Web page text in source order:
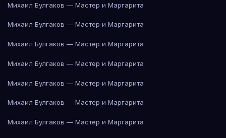
Михаил Булгаков — Мастер и Маргарита
Михаил Булгаков — Мастер и Маргарита
Михаил Булгаков — Мастер и Маргарита
Михаил Булгаков — Мастер и Маргарита
Михаил Булгаков — Мастер и Маргарита
Михаил Булгаков — Мастер и Маргарита
Михаил Булгаков — Мастер и Маргарита